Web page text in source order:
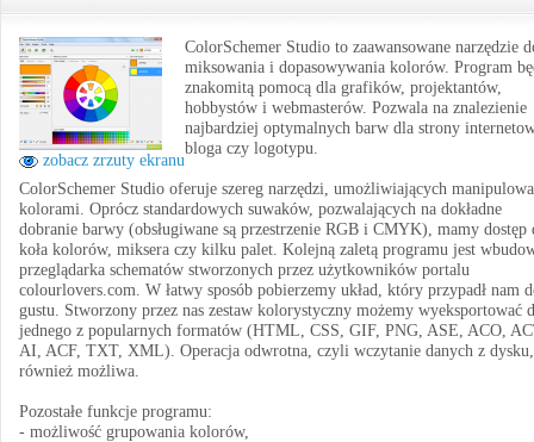
zobacz zrzuty ekranu
ColorSchemer Studio to zaawansowane narzędzie
miksowania i dopasowywania kolorów. Program
znakomitą pomocą dla grafików, projektantów,
hobbystów i webmasterów. Pozwala na znalezienie
najbardziej optymalnych barw dla strony
bloga czy logotypu.
ColorSchemer Studio oferuje szereg narzędzi, umożliwiających
kolorami. Oprócz standardowych suwaków, pozwalających na dokładne
dobranie barwy (obsługiwane są przestrzenie RGB i CMYK), mamy dostęp
koła kolorów, miksera czy kilku palet. Kolejną zaletą programu jest
przeglądarka schematów stworzonych przez użytkowników portalu
colourlovers.com. W łatwy sposób pobierzemy układ, który przypadł nam
gustu. Stworzony przez nas zestaw kolorystyczny możemy wyeksportować
jednego z popularnych formatów (HTML, CSS, GIF, PNG, ASE, ACO,
AI, ACF, TXT, XML). Operacja odwrotna, czyli wczytanie danych z
również możliwa.
Pozostałe funkcje programu:
- możliwość grupowania kolorów,